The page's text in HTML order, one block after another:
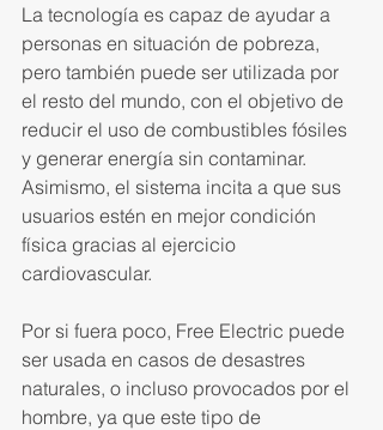
La tecnología es capaz de ayudar a
personas en situación de pobreza,
pero también puede ser utilizada por
el resto del mundo, con el objetivo de
reducir el uso de combustibles fósiles
y generar energía sin contaminar.
Asimismo, el sistema incita a que sus
usuarios estén en mejor condición
física gracias al ejercicio
cardiovascular.
Por si fuera poco, Free Electric puede
ser usada en casos de desastres
naturales, o incluso provocados por el
hombre, ya que este tipo de